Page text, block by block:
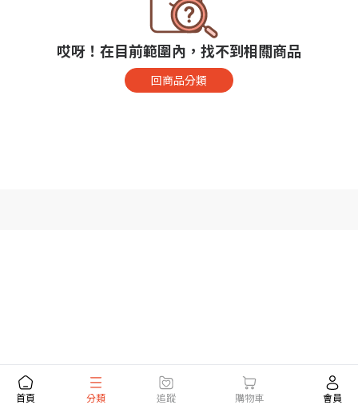
哎呀！在目前範圍內，找不到相關商品
回商品分類
首頁 分類 追蹤 購物車 會員